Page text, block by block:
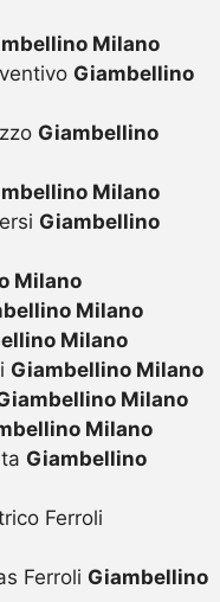
Milano
Giambellino
Giambellino
Milano
Giambellino
Milano
Milano
Milano
Giambellino Milano
Milano
Milano
Giambellino
Ferroli
Ferroli Giambellino